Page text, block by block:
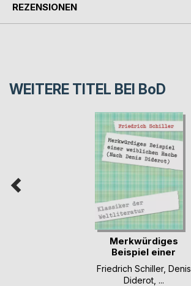
REZENSIONEN
WEITERE TITEL BEI BoD
Merkwürdiges
Beispiel einer
weibli(...)
Friedrich Schiller, Denis
Diderot, ...